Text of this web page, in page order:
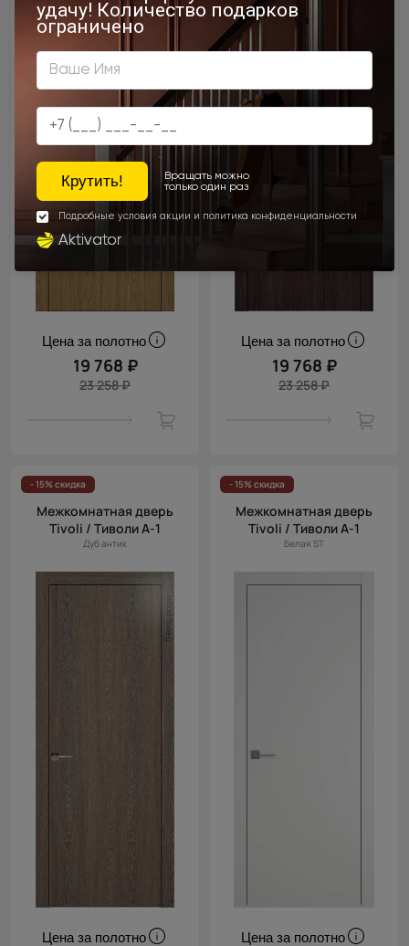
Цена за полотно
19 768 ₽
23 258 ₽
Цена за полотно
19 768 ₽
23 258 ₽
- 15% скидка
Межкомнатная дверь
Tivoli / Тиволи А-1
Дуб антик
Цена за полотно
- 15% скидка
Межкомнатная дверь
Tivoli / Тиволи А-1
Белая ST
Цена за полотно